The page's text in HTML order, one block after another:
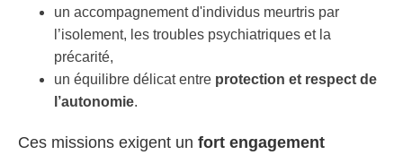
un accompagnement d'individus meurtris par
l’isolement, les troubles psychiatriques et la
précarité,
un équilibre délicat entre protection et respect de
l’autonomie.
Ces missions exigent un fort engagement